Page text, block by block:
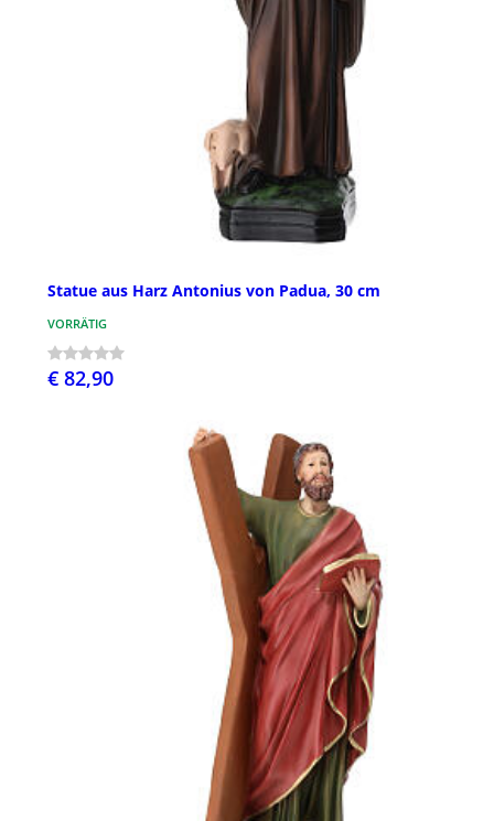
Statue aus Harz Antonius von Padua, 30 cm
VORRÄTIG
€ 82,90